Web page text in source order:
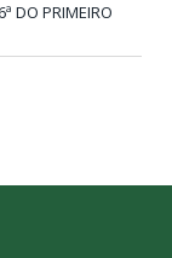
DO PRIMEIRO